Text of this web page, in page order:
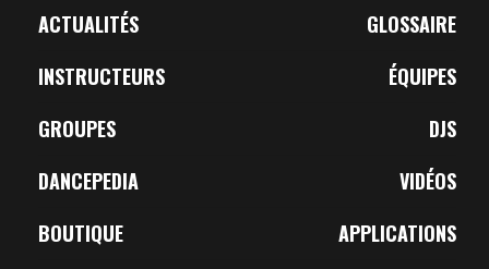
GLOSSAIRE
ACTUALITÉS
ÉQUIPES
INSTRUCTEURS
DJS
GROUPES
VIDÉOS
DANCEPEDIA
APPLICATIONS
BOUTIQUE